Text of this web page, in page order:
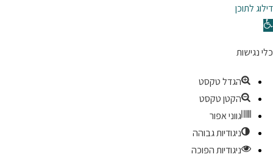
דילוג לתוכן
כלי נגישות
הגדל טקסט
הקטן טקסט
גווני אפור
ניגודיות גבוהה
ניגודיות הפוכה